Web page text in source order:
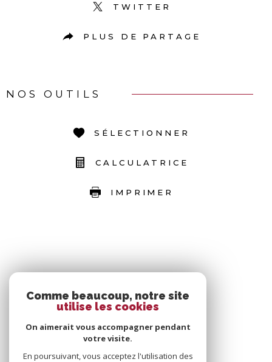
TWITTER
PLUS DE PARTAGE
NOS OUTILS
SÉLECTIONNER
CALCULATRICE
IMPRIMER
Comme beaucoup, notre site
utilise les cookies
On aimerait vous accompagner pendant
votre visite.
En poursuivant, vous acceptez l'utilisation des